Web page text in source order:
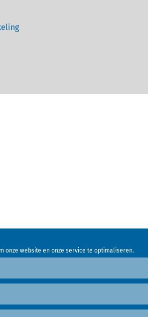
onze website en onze service te optimaliseren.